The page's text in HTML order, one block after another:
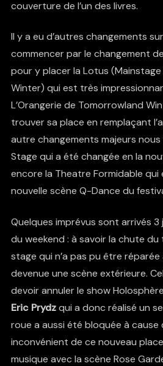
couverture de l’un des livres.
Il y a eu d’autres changements
commencer par le changement
pour y placer la Lotus
Winter) qui est très
L’Orangerie de Tomorrowland
trouver sa place en remplaçant
autre changements majeurs
Stage qui a été changée en la
encore la Theatre Formidable qui
nouvelle scène Q-Dance du
Quelques imprévus sont arrivés
du weekend : à savoir la chute
stage qui n’a pas pu être
devenue une scène extérieure.
devoir annuler le show
Eric Prydzqui a donc réalisé un
roue a aussi été bloquée à cause
inconvénient de ce nouveau
musique avec la scène Rose